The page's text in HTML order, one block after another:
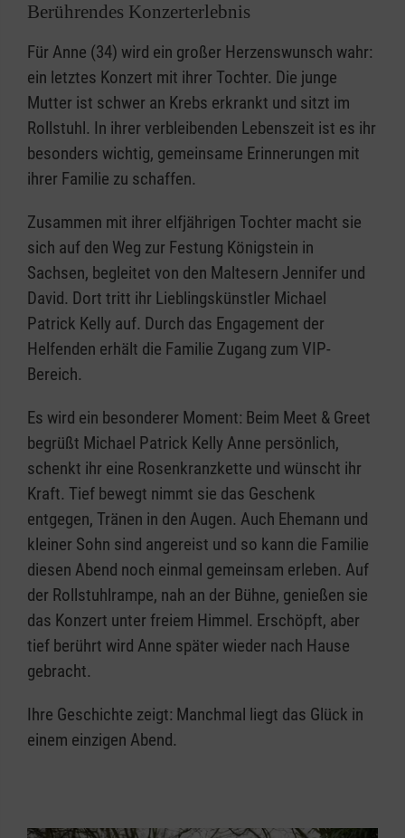
Berührendes Konzerterlebnis
Für Anne (34) wird ein großer Herzenswunsch wahr:
ein letztes Konzert mit ihrer Tochter. Die junge
Mutter ist schwer an Krebs erkrankt und sitzt im
Rollstuhl. In ihrer verbleibenden Lebenszeit ist es ihr
besonders wichtig, gemeinsame Erinnerungen mit
ihrer Familie zu schaffen.
Zusammen mit ihrer elfjährigen Tochter macht sie
sich auf den Weg zur Festung Königstein in
Sachsen, begleitet von den Maltesern Jennifer und
David. Dort tritt ihr Lieblingskünstler Michael
Patrick Kelly auf. Durch das Engagement der
Helfenden erhält die Familie Zugang zum VIP-
Bereich.
Es wird ein besonderer Moment: Beim Meet & Greet
begrüßt Michael Patrick Kelly Anne persönlich,
schenkt ihr eine Rosenkranzkette und wünscht ihr
Kraft. Tief bewegt nimmt sie das Geschenk
entgegen, Tränen in den Augen. Auch Ehemann und
kleiner Sohn sind angereist und so kann die Familie
diesen Abend noch einmal gemeinsam erleben. Auf
der Rollstuhlrampe, nah an der Bühne, genießen sie
das Konzert unter freiem Himmel. Erschöpft, aber
tief berührt wird Anne später wieder nach Hause
gebracht.
Ihre Geschichte zeigt: Manchmal liegt das Glück in
einem einzigen Abend.